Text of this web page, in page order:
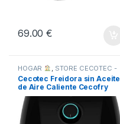
69.00€
HOGAR , STORE CECOTEC -
DISTRIBUIDOR OFICIAL
,
TODOS
Cecotec Freidora sin Aceite
de Aire Caliente Cecofry
Compact Rapid